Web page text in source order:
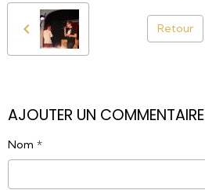
Retour
AJOUTER UN COMMENTAIRE
Nom